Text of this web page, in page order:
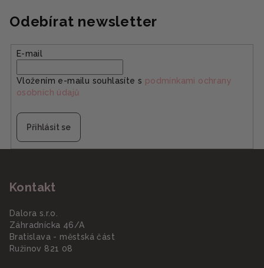
Odebírat newsletter
E-mail
Vložením e-mailu souhlasíte s podmínkami ochrany
osobních údajů
Přihlásit se
Kontakt
Dalora s.r.o.
Záhradnícka 46/A
Bratislava - městská část
Ružinov 821 08